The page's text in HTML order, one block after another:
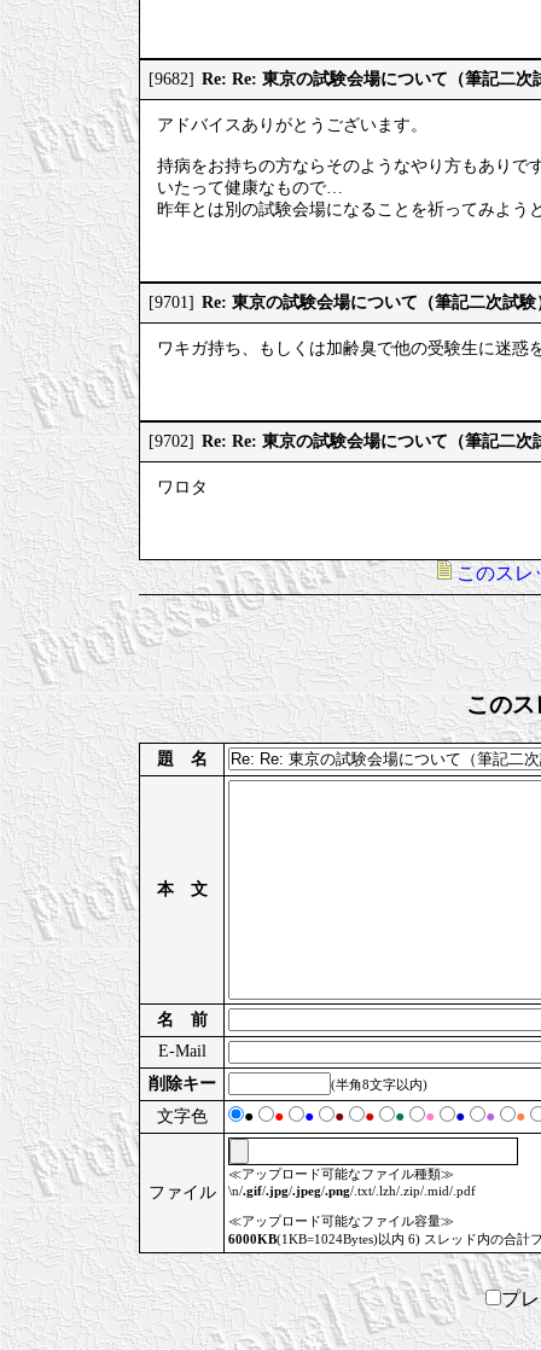
[9682] Re: Re: 東京の試験会場について（筆記二次
アドバイスありがとうございます。
持病をお持ちの方ならそのようなやり方もありで
いたって健康なもので…
昨年とは別の試験会場になることを祈ってみよう
[9701] Re: 東京の試験会場について（筆記二次試験
ワキガ持ち、もしくは加齢臭で他の受験生に迷
[9702] Re: Re: 東京の試験会場について（筆記二次
ワロタ
このスレ
このス
題 名
本 文
名 前
E-Mail
削除キー
(半角8文字以内)
文字色 ● ● ● ● ● ● ● ● ● ●
ファイル
≪アップロード可能なファイル種類≫
\n/.gif/.jpg/.jpeg/.png/.txt/.lzh/.zip/.mid/.pdf
≪アップロード可能なファイル容量≫
6000KB(1KB=1024Bytes)以内 6) スレッド内の合計
プ